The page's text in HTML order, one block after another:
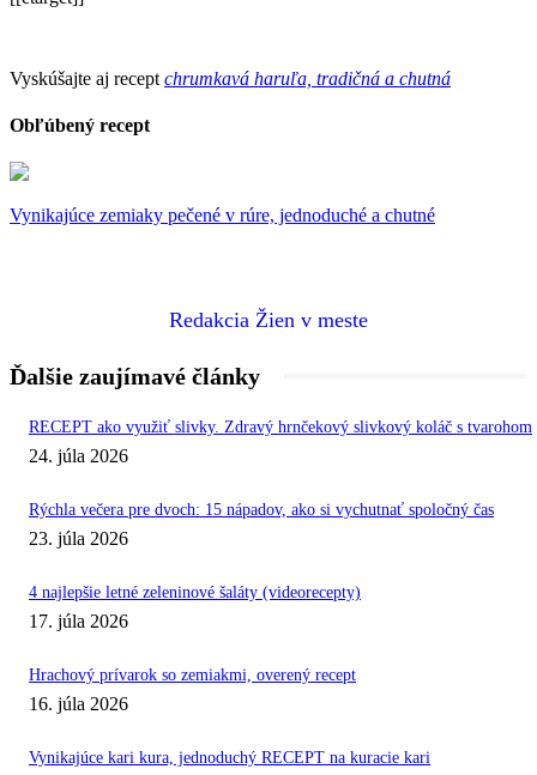
Vyskúšajte aj recept chrumkavá haruľa, tradičná a chutná
Obľúbený recept
Vynikajúce zemiaky pečené v rúre, jednoduché a chutné
Redakcia Žien v meste
Ďalšie zaujímavé články
RECEPT ako využiť slivky. Zdravý hrnčekový slivkový koláč s tvarohom
24. júla 2026
Rýchla večera pre dvoch: 15 nápadov, ako si vychutnať spoločný čas
23. júla 2026
4 najlepšie letné zeleninové šaláty (videorecepty)
17. júla 2026
Hrachový prívarok so zemiakmi, overený recept
16. júla 2026
Vynikajúce kari kura, jednoduchý RECEPT na kuracie kari